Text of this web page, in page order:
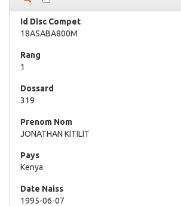
18ASABA800M
1
319
JONATHAN KITILIT
Kenya
1995-06-07